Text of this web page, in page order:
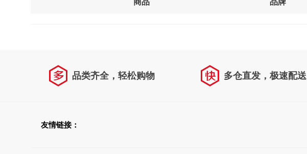
品类齐全，轻松购物 多仓直发，极速配送
友情链接：